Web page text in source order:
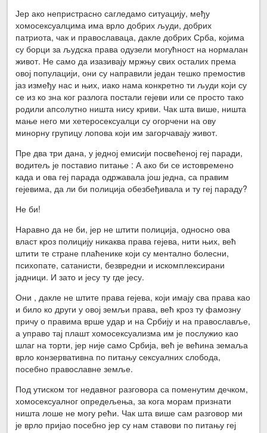
Јер ако непристрасно сагледамо ситуацију, међу
хомосексуалцима има врло добрих људи, добрих
патриота, чак и православаца, дакле добрих Срба, којима
су борци за људска права одузели могућност на нормалан
живот. Не само да изазивају мржњу свих осталих према
овој популацији, они су направили један тешко премостив
јаз између нас и њих, иако нама конкретно ти људи који су
се из ко зна ког разлога постали гејеви или се просто тако
родили апсолутно ништа нису криви. Чак шта више, ништа
мање него ми хетеросексуалци су огорчени на ову
минорну групицу лопова који им загорчавају живот.
Пре два три дана, у једној емисији посвећеној геј паради,
водитељ је поставио питање : А ако би се истовремено
када и ова геј парада одржавала још једна, са правим
гејевима, да ли би полиција обезбеђивала и ту геј параду?
Не би!
Наравно да не би, јер не штити полиција, односно ова
власт кроз полицију никаква права гејева, нити њих, већ
штити те стране плаћенике који су ментално болесни,
психопате, сатанисти, безвредни и искомплексирани
јадници. И зато и јесу ту где јесу.
Они , дакле не штите права гејева, који имају сва права као
и било ко други у овој земљи права, већ кроз ту фамозну
причу о правима врше удар и на Србију и на православље,
а управо тај плашт хомосексуализма им је послужио као
шлаг на торти, јер није само Србија, већ је већина земаља
врло конзервативна по питању сексуалних слобода,
посебно православне земље.
Под утиском тог недавног разговора са поменутим дечком,
хомосексуалног опредељења, за кога морам признати
ништа лоше не могу рећи. Чак шта више сам разговор ми
је врло пријао посебно јер су нам ставови по питању геј